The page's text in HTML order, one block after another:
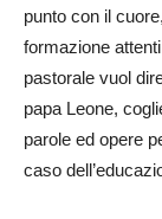
punto con il
formazione
pastorale vuol
papa Leone,
parole ed opere
caso